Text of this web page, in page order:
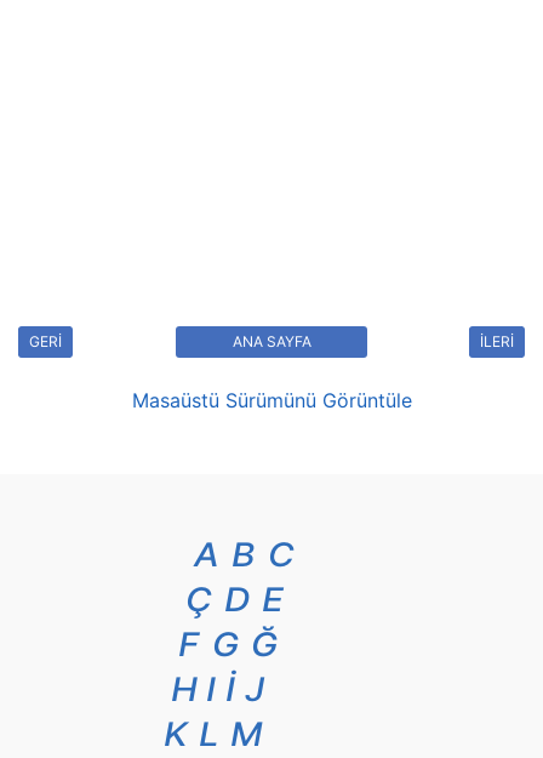
GERİ İLERİ
ANA SAYFA
Masaüstü Sürümünü Görüntüle
A B C
Ç D E
F G Ğ
H I İ J
K L M